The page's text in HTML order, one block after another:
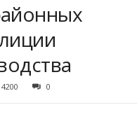
4200 0